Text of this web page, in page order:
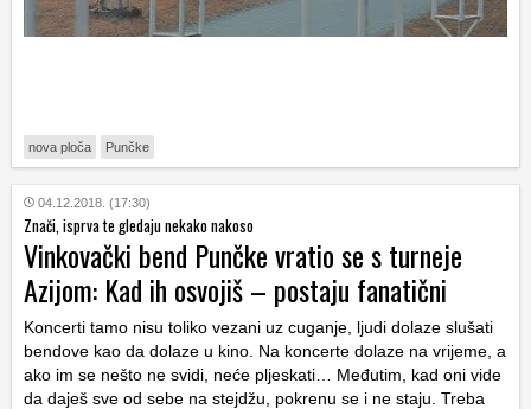
nova ploča Punčke
04.12.2018. (17:30)
Znači, isprva te gledaju nekako nakoso
Vinkovački bend Punčke vratio se s turneje
Azijom: Kad ih osvojiš – postaju fanatični
Koncerti tamo nisu toliko vezani uz cuganje, ljudi dolaze slušati
bendove kao da dolaze u kino. Na koncerte dolaze na vrijeme, a
ako im se nešto ne svidi, neće pljeskati… Međutim, kad oni vide
da daješ sve od sebe na stejdžu, pokrenu se i ne staju. Treba